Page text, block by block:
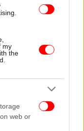
my
the
web or
ότι το
επιβατών
το όριο των
καθώς
το υπάρχον
για